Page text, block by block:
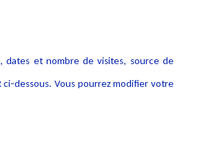
dates et nombre de visites, source de
ci-dessous. Vous pourrez modifier votre